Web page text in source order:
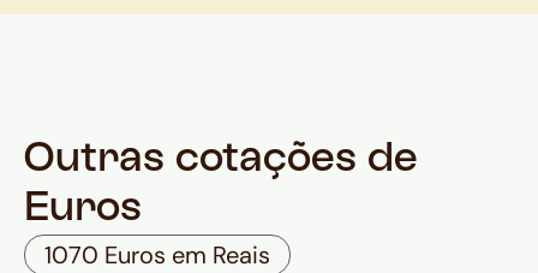
Outras cotações de
Euros
1070 Euros em Reais